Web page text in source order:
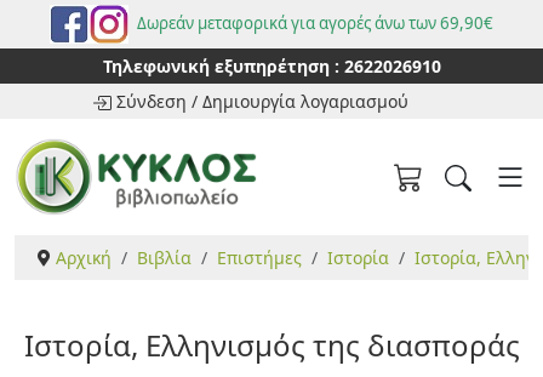
Δωρεάν μεταφορικά για αγορές άνω των 69,90€
Τηλεφωνική εξυπηρέτηση : 2622026910
Σύνδεση / Δημιουργία λογαριασμού
Αρχική Βιβλία Επιστήμες Ιστορία Ιστορία,
Ιστορία, Ελληνισμός της διασποράς